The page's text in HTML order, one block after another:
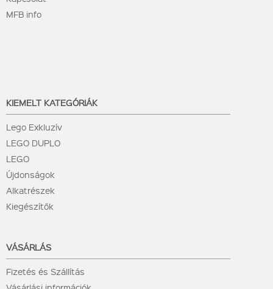
MFB info
KIEMELT KATEGÓRIÁK
Lego Exkluzív
LEGO DUPLO
LEGO
Újdonságok
Alkatrészek
Kiegészítők
VÁSÁRLÁS
Fizetés és Szállítás